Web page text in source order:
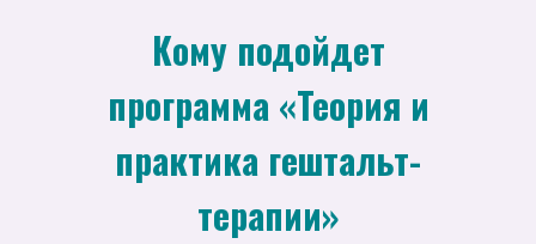
Кому подойдет
программа «Теория и
практика гештальт-
терапии»